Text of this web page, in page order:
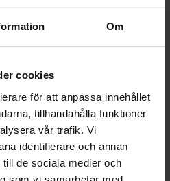
Om
cookies
för att anpassa innehållet
tillhandahålla funktioner
vår trafik. Vi
identifierare och annan
de sociala medier och